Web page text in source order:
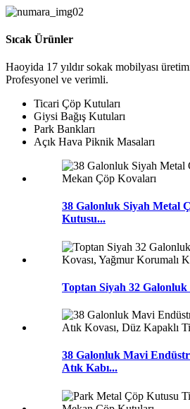
Sıcak Ürünler
Haoyida 17 yıldır sokak mobilyası
Profesyonel ve verimli.
Ticari Çöp Kutuları
Giysi Bağış Kutuları
Park Bankları
Açık Hava Piknik Masaları
38 Galonluk Siyah Metal
Kutusu...
Toptan Siyah 32
38 Galonluk Mavi
Atık Kabı...